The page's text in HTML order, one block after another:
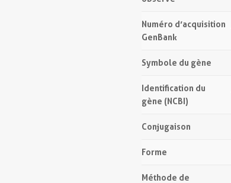
Numéro d’acquisition
GenBank
Symbole du gène
Identification du
gène (NCBI)
Conjugaison
Forme
Méthode de